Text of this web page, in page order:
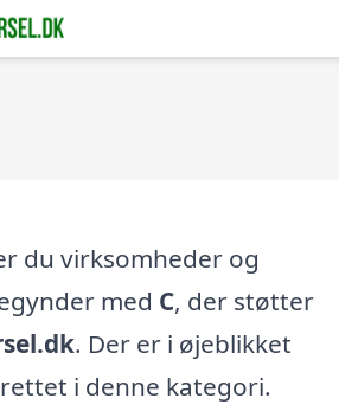
du virksomheder og
med C, der støtter
. Der er i øjeblikket
i denne kategori.